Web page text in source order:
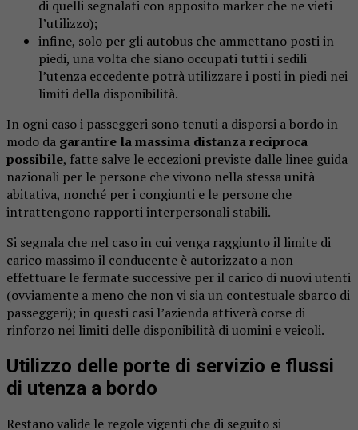
di quelli segnalati con apposito marker che ne vieti
l’utilizzo);
infine, solo per gli autobus che ammettano posti in
piedi, una volta che siano occupati tutti i sedili
l’utenza eccedente potrà utilizzare i posti in piedi nei
limiti della disponibilità.
In ogni caso i passeggeri sono tenuti a disporsi a bordo in
modo da garantire la massima distanza reciproca
possibile, fatte salve le eccezioni previste dalle linee guida
nazionali per le persone che vivono nella stessa unità
abitativa, nonché per i congiunti e le persone che
intrattengono rapporti interpersonali stabili.
Si segnala che nel caso in cui venga raggiunto il limite di
carico massimo il conducente è autorizzato a non
effettuare le fermate successive per il carico di nuovi utenti
(ovviamente a meno che non vi sia un contestuale sbarco di
passeggeri); in questi casi l’azienda attiverà corse di
rinforzo nei limiti delle disponibilità di uomini e veicoli.
Utilizzo delle porte di servizio e flussi
di utenza a bordo
Restano valide le regole vigenti che di seguito si